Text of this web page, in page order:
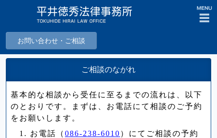
お問い合わせ・ご相談
ご相談のながれ
基本的な相談から受任に至るまでの流れは、以下
のとおりです。まずは、お電話にて相談のご予約
をお願いします。
お電話（ 086-238-6010 ）にてご相談の予約